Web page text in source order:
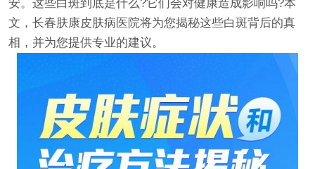
安。这些白斑到底是什么?它们会对健康造成影响吗?本
文，长春肤康皮肤病医院将为您揭秘这些白斑背后的真
相，并为您提供专业的建议。